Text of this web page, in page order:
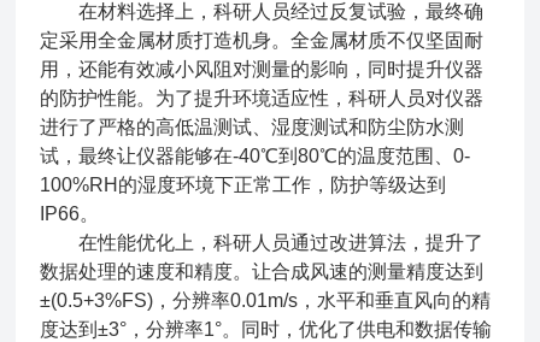
在材料选择上，科研人员经过反复试验，最终确
定采用全金属材质打造机身。全金属材质不仅坚固耐
用，还能有效减小风阻对测量的影响，同时提升仪器
的防护性能。为了提升环境适应性，科研人员对仪器
进行了严格的高低温测试、湿度测试和防尘防水测
试，最终让仪器能够在-40℃到80℃的温度范围、0-
100%RH的湿度环境下正常工作，防护等级达到
IP66。
在性能优化上，科研人员通过改进算法，提升了
数据处理的速度和精度。让合成风速的测量精度达到
±(0.5+3%FS)，分辨率0.01m/s，水平和垂直风向的精
度达到±3°，分辨率1°。同时，优化了供电和数据传输